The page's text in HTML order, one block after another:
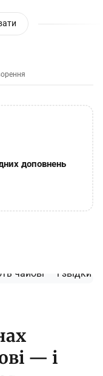
доповнень
— і